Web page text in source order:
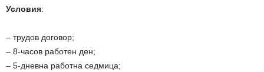
Условия:
– трудов договор;
– 8-часов работен ден;
– 5-дневна работна седмица;